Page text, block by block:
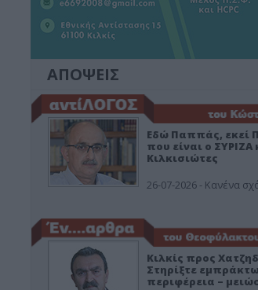
ΑΠΟΨΕΙΣ
Εδώ Παππάς, εκεί
που είναι ο ΣΥΡΙΖΑ
Κιλκισιώτες
26-07-2026 - Κανένα
Κιλκίς προς
Στηρίξτε
περιφέρεια –